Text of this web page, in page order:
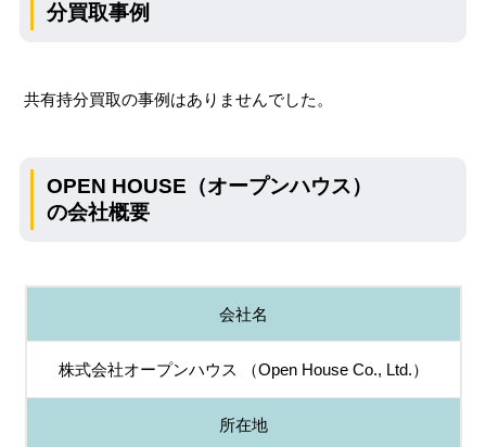
分買取事例
共有持分買取の事例はありませんでした。
OPEN HOUSE（オープンハウス）
の会社概要
会社名
株式会社オープンハウス （Open House Co., Ltd.）
所在地